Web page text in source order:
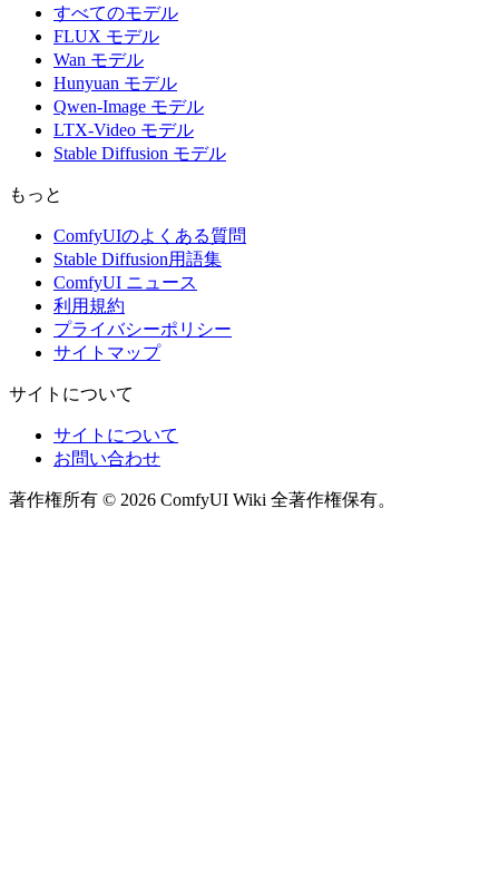
すべてのモデル
FLUX モデル
Wan モデル
Hunyuan モデル
Qwen-Image モデル
LTX-Video モデル
Stable Diffusion モデル
もっと
ComfyUIのよくある質問
Stable Diffusion用語集
ComfyUI ニュース
利用規約
プライバシーポリシー
サイトマップ
サイトについて
サイトについて
お問い合わせ
著作権所有 © 2026 ComfyUI Wiki 全著作権保有。